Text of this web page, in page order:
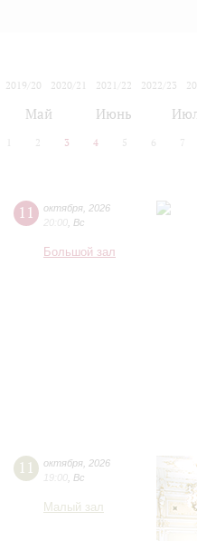
2019/20
2020/21 2021/22 2022/23
Май Июнь
2 3 4 5 6 7
11 октября 2026
20:00 Вс
Большой зал
11 октября 2026
19:00 Вс
Малый зал